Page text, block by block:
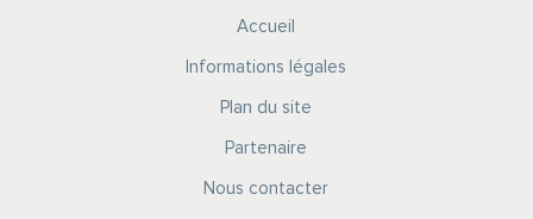
Accueil
Informations légales
Plan du site
Partenaire
Nous contacter